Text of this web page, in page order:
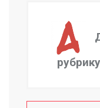
рубрику